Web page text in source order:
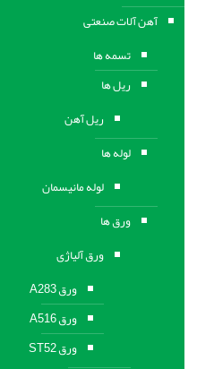
آهن آلات صنعتی
تسمه ها
ریل ها
ریل آهن
لوله ها
لوله مانیسمان
ورق ها
ورق آلیاژی
ورق A283
ورق A516
ورق ST52